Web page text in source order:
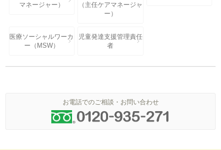
マネージャー）
（主任ケアマネージャ
ー）
医療ソーシャルワーカ
ー（MSW）
児童発達支援管理責任
者
お電話でのご相談・お問い合わせ